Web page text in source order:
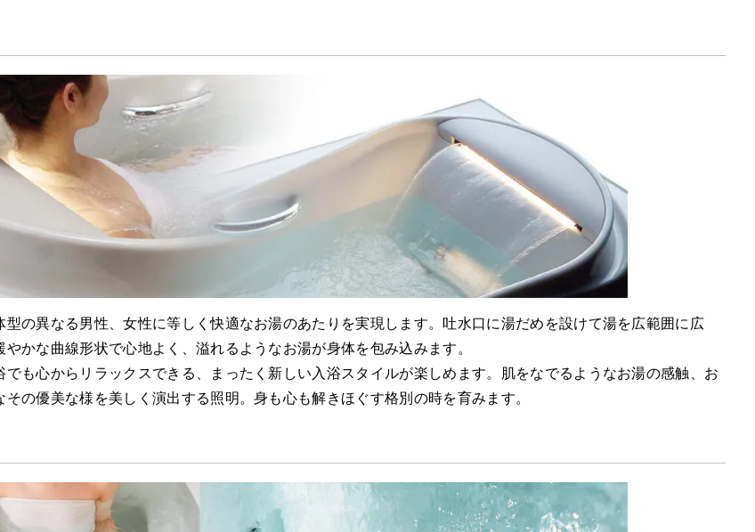
型の異なる男性、女性に等しく快適なお湯のあたりを実現します。吐水口に湯だめを設けて湯を広範囲に広
かな曲線形状で心地よく、溢れるようなお湯が身体を包み込みます。
でも心からリラックスできる、まったく新しい入浴スタイルが楽しめます。肌をなでるようなお湯の感触、お
の優美な様を美しく演出する照明。身も心も解きほぐす格別の時を育みます。